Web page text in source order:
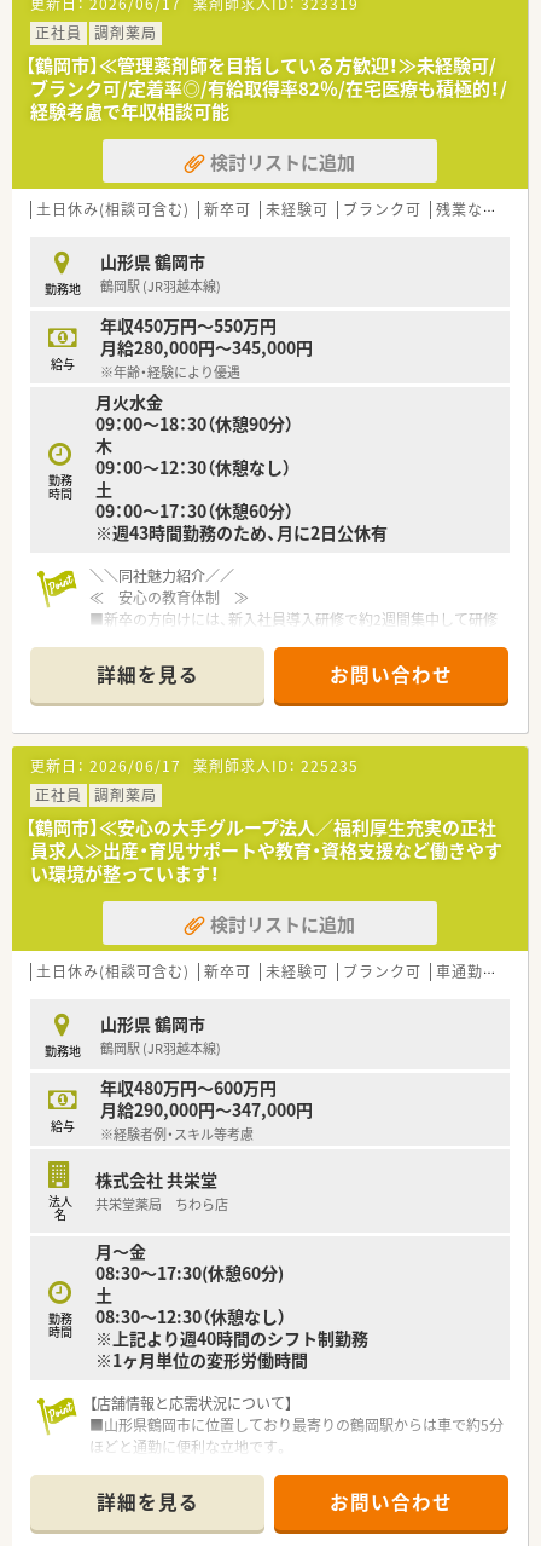
となります。
■「地域の人々の健康を支えたい」という思いを大事にされてい
る方、ぜひご応募ください。
正社員
調剤薬局
【鶴岡市】≪管理薬剤師を目指している方歓迎！≫未経験可/
ブランク可/定着率◎/有給取得率82％/在宅医療も積極的！/
経験考慮で年収相談可能
検討リストに追加
土日休み(相談可含む) 新卒可 未経験可 ブランク可 残業なし(ほぼなし含む)
勤務地
山形県 鶴岡市
鶴岡駅 (JR羽越本線)
給与
年収450万円～550万円
月給280,000円～345,000円
※年齢・経験により優遇
勤務
時間
月火水金
09：00～18：30（休憩90分）
木
09：00～12：30（休憩なし）
土
09：00～17：30（休憩60分）
※週43時間勤務のため、月に2日公休有
＼＼同社魅力紹介／／
≪ 安心の教育体制 ≫
■新卒の方向けには、新入社員導入研修で約2週間集中して研修
■その後フォロー研修やスキルアップ勉強会もございます。
※中途入社の方は、OJT研修として店舗の先輩社員から教えてい
ただきながら、業務を覚えていただきます！
■社外研修として、ファーマシーセミナーや日本薬剤師会主催の
研修会・学術大会にご希望がある方はご参加いただけます。
≪ 長く働ける環境 ≫
◆有給休暇の取得や育児休暇など、従業員の皆さんが長く働ける
環境を整えております。
◆シフトは本社が作成しており、店舗全体のバランスを見て、無
理のない人数体制で勤務できるよう調整しております。
◆お互い様の風土が根付けており、有給休暇の取得率が80％以
上と高水準です。
◆育児休暇取得率は90％以上で、男性の育休実績もあり、お仕事
とプライベートの両立が図れる環境です。
≪ 企業について ≫
福島県に本社を構え、グループを合わせて196店舗展開していま
す。
主に東北・東日本エリアを中心に店舗を構えており、山形県内に
は24店舗ございます。
薬局以外にも医薬品卸、介護領域、保育園の運営など多岐にわた
る経営を行っています。
はもちろんのこと、従業員からの声も反映し喜んで働けるような
環境づくりを行っています。
を誇っています！
≪ 求人のポイント ≫
内科系メインの店舗です。
一包化の方の対応も多い店舗ですが、枚数・処方内容に合わせて
余裕を持った人員配置をしております。
≪ こんな方におススメ ≫
★マネジメントや複数店舗経験など着実にキャリアアップして
★ライフステージに合わせて長く働きたい方
★健康イベントなども積極的に実施していきたい方
詳細を見る お問い合わせ
更新日： 2026/06/17 薬剤師求人ID： 225235
正社員
調剤薬局
【鶴岡市】≪安心の大手グループ法人／福利厚生充実の正社
員求人≫出産・育児サポートや教育・資格支援など働きやす
い環境が整っています！
検討リストに追加
土日休み(相談可含む) 新卒可 未経験可 ブランク可 車通勤可
勤務地
山形県 鶴岡市
鶴岡駅 (JR羽越本線)
給与
年収480万円～600万円
月給290,000円～347,000円
※経験者例・スキル等考慮
法人
名
株式会社 共栄堂
共栄堂薬局 ちわら店
勤務
時間
月～金
08:30～17:30(休憩60分)
土
08:30～12:30（休憩なし）
※上記より週40時間のシフト制勤務
※1ヶ月単位の変形労働時間
【店舗情報と応需状況について】
■山形県鶴岡市に位置しており最寄りの鶴岡駅からは車で約5分
ほどと通勤に便利な立地です。
平均30枚ほど応需しています。
■現在は在宅業務の対応を行っておらず施設や居宅への訪問業
務の負担がない店舗環境です。
詳細を見る お問い合わせ